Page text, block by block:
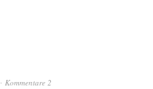
Kommentare 2